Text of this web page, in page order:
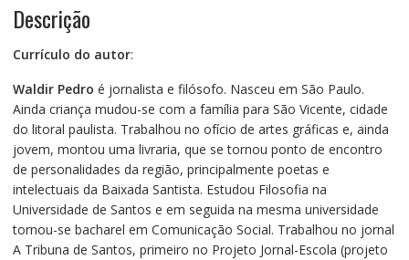
Descrição
Currículo do autor:
Waldir Pedro é jornalista e filósofo. Nasceu em São Paulo.
Ainda criança mudou-se com a família para São Vicente, cidade
do litoral paulista. Trabalhou no ofício de artes gráficas e, ainda
jovem, montou uma livraria, que se tornou ponto de encontro
de personalidades da região, principalmente poetas e
intelectuais da Baixada Santista. Estudou Filosofia na
Universidade de Santos e em seguida na mesma universidade
tornou-se bacharel em Comunicação Social. Trabalhou no jornal
A Tribuna de Santos, primeiro no Projeto Jornal-Escola (projeto